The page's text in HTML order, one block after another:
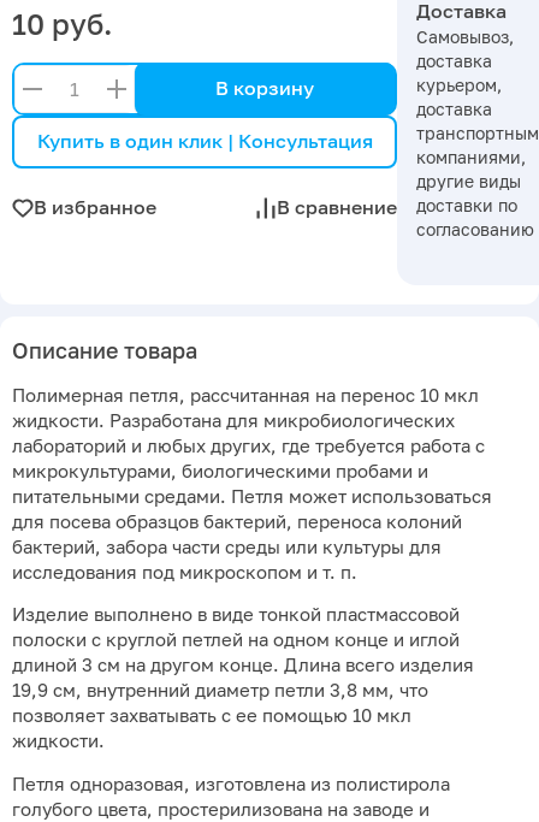
10 руб.
В корзину
Купить в один клик | Консультация
В избранное В сравнение
Доставка
Самовывоз,
доставка
курьером,
доставка
компаниями,
другие виды
доставки по
согласованию
Описание товара
Полимерная петля, рассчитанная на перенос 10 мкл
жидкости. Разработана для микробиологических
лабораторий и любых других, где требуется работа с
микрокультурами, биологическими пробами и
питательными средами. Петля может использоваться
для посева образцов бактерий, переноса колоний
бактерий, забора части среды или культуры для
исследования под микроскопом и т. п.
Изделие выполнено в виде тонкой пластмассовой
полоски с круглой петлей на одном конце и иглой
длиной 3 см на другом конце. Длина всего изделия
19,9 см, внутренний диаметр петли 3,8 мм, что
позволяет захватывать с ее помощью 10 мкл
жидкости.
Петля одноразовая, изготовлена из полистирола
голубого цвета, простерилизована на заводе и